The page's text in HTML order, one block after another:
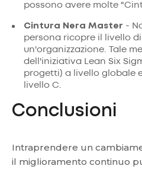
possono avere molte
Cintura Nera Master -
persona ricopre il livello
un'organizzazione. Tale
dell'iniziativa Lean Six
progetti) a livello globale
livello C.
Conclusioni
Intraprendere un
il miglioramento continuo